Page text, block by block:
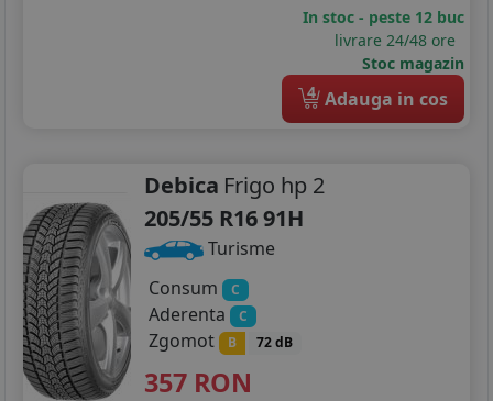
In stoc - peste 12 buc
livrare 24/48 ore
Stoc magazin
4 Adauga in cos
Debica Frigo hp 2
205/55 R16 91H
Turisme
Consum
C
Aderenta C
Zgomot B 72 dB
357 RON